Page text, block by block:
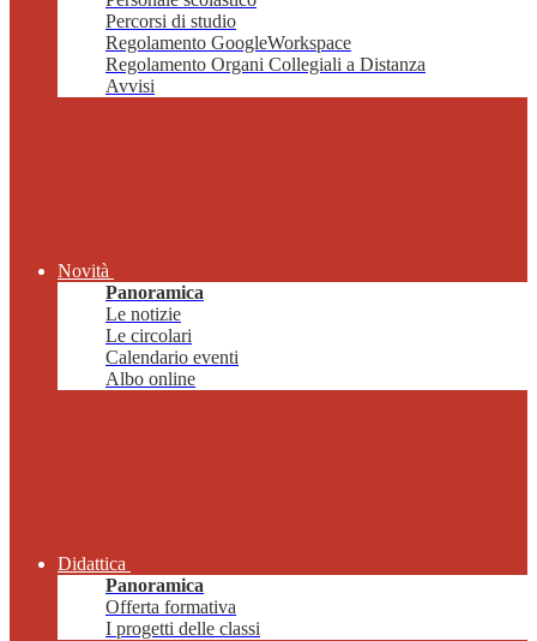
Percorsi di studio
Regolamento GoogleWorkspace
Regolamento Organi Collegiali a Distanza
Avvisi
Novità
Panoramica
Le notizie
Le circolari
Calendario eventi
Albo online
Didattica
Panoramica
Offerta formativa
I progetti delle classi